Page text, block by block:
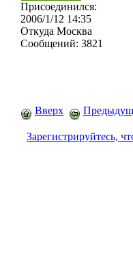
Присоединился:
2006/1/12 14:35
Откуда Москва
Сообщений: 3821
Вверх
Зарегистрируйтесь,